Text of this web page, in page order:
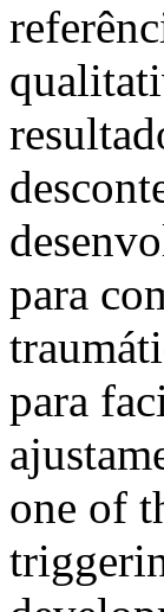
para
para
one of